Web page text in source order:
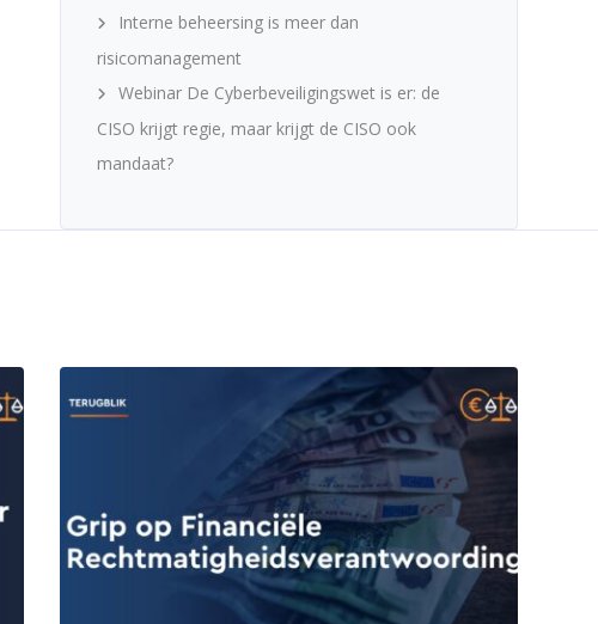
Interne beheersing is meer dan
risicomanagement
Webinar De Cyberbeveiligingswet is er: de
CISO krijgt regie, maar krijgt de CISO ook
mandaat?